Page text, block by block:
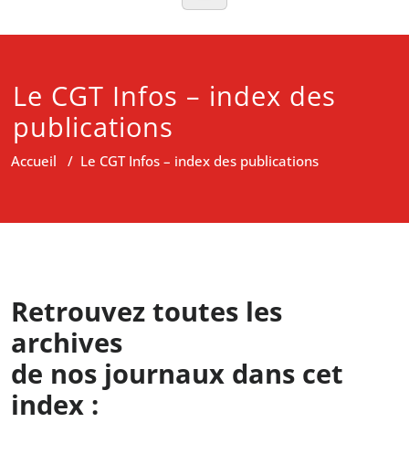
Le CGT Infos – index des
publications
Accueil / Le CGT Infos – index des publications
Retrouvez toutes les
archives
de nos journaux dans cet
index :